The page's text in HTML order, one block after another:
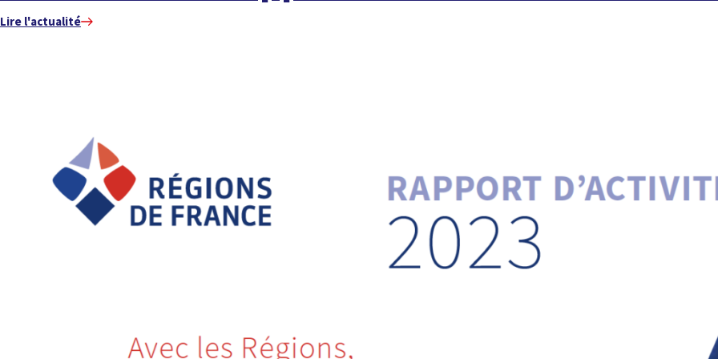
Lire l'actualité